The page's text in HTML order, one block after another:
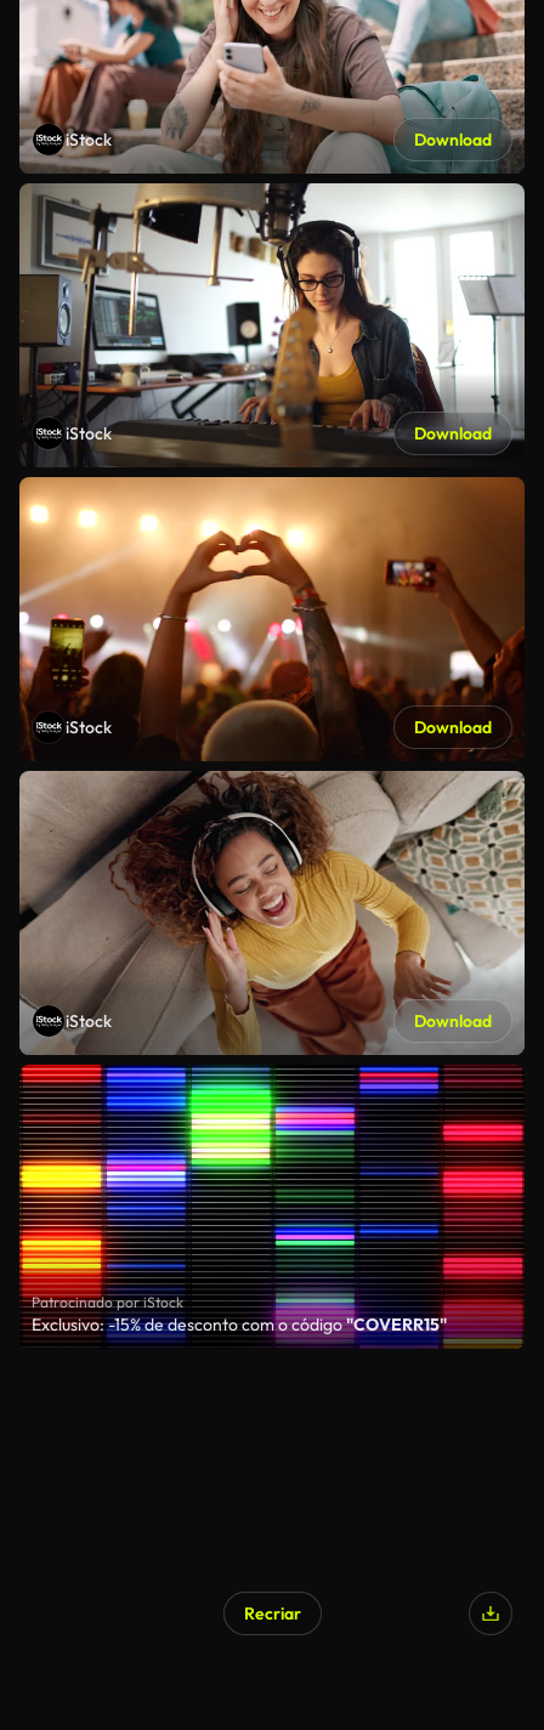
iStock Download
iStock Download
iStock Download
iStock Download
Patrocinado por iStock
Exclusivo: -15% de desconto com o código"COVERR15"
Recriar